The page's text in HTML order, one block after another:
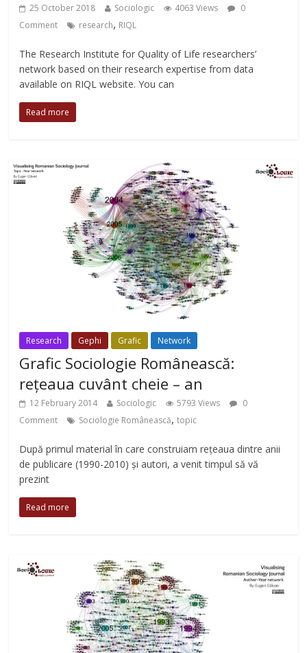
25 October 2018 Sociologic 4063 Views
0
Comment
research, RIQL
The Research Institute for Quality of Life researchers’
network based on their research expertise from data
available on RIQL website. You can
Read more
Research Gephi Grafic Network
Grafic Sociologie Românească:
rețeaua cuvânt cheie – an
12 February 2014 Sociologic 5793 Views
0
Comment
Sociologie Românească,topic
După primul material în care construiam rețeaua dintre anii
de publicare (1990-2010) și autori, a venit timpul să vă
prezint
Read more